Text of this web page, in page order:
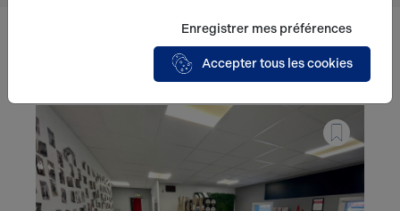
Ces offres peuvent vous intéresser !
Enregistrer mes préférences
Accepter tous les cookies